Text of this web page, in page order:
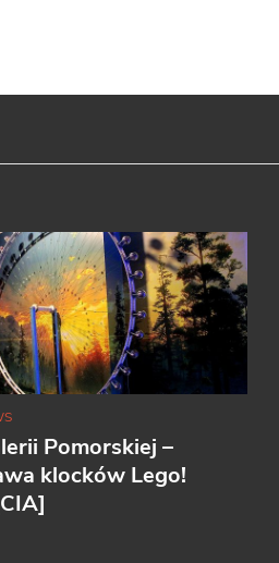
Pomorskiej –
klocków Lego!